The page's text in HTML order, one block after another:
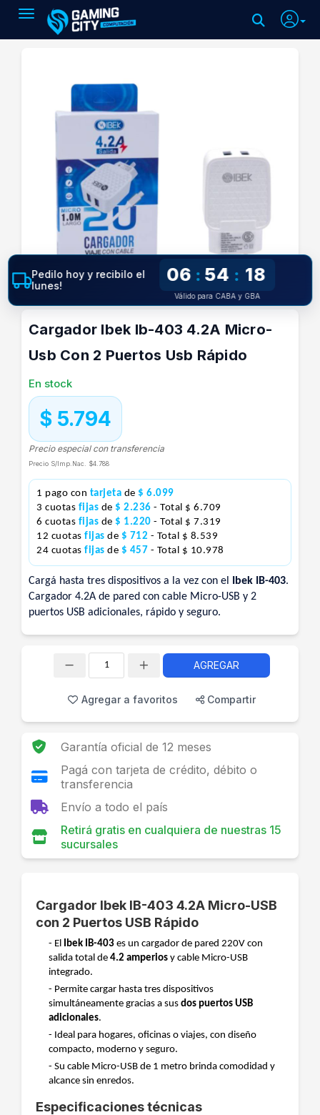
Toggle navigation
Cargador Ibek Ib-403 4.2A Micro-
Usb Con 2 Puertos Usb Rápido
En stock
$ 5.794
Precio especial con transferencia
Precio S/Imp.Nac. $4.788
1 pago con tarjeta de $ 6.099
3 cuotas fijas de $ 2.236 - Total $ 6.709
6 cuotas fijas de $ 1.220 - Total $ 7.319
12 cuotas fijas de $ 712 - Total $ 8.539
24 cuotas fijas de $ 457 - Total $ 10.978
Cargá hasta tres dispositivos a la vez con el Ibek IB-403.
Cargador 4.2A de pared con cable Micro-USB y 2
puertos USB adicionales, rápido y seguro.
Pedilo hoy y recibilo el
lunes!
06 : 54 : 17
Válido para CABA y GBA
AGREGAR
Agregar a favoritos Compartir
Garantía oficial de 12 meses
Pagá con tarjeta de crédito, débito o
transferencia
Envío a todo el país
Retirá gratis en cualquiera de nuestras 15
sucursales
Cargador Ibek IB-403 4.2A Micro-USB
con 2 Puertos USB Rápido
- El Ibek IB-403 es un cargador de pared 220V con
salida total de 4.2 amperios y cable Micro-USB
integrado.
- Permite cargar hasta tres dispositivos
simultáneamente gracias a sus dos puertos USB
adicionales.
- Ideal para hogares, oficinas o viajes, con diseño
compacto, moderno y seguro.
- Su cable Micro-USB de 1 metro brinda comodidad y
alcance sin enredos.
Especificaciones técnicas